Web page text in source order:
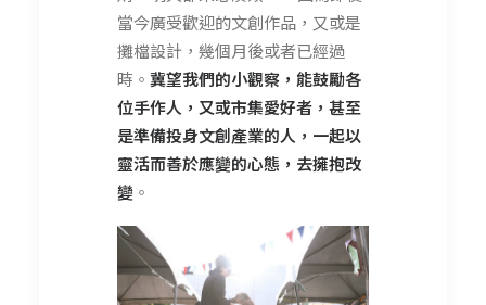
當今廣受歡迎的文創作品，又或是
攤檔設計，幾個月後或者已經過
時。 冀望我們的小觀察，能鼓勵各
位手作人，又或市集愛好者，甚至
是準備投身文創產業的人，一起以
靈活而善於應變的心態，去擁抱改
變 。